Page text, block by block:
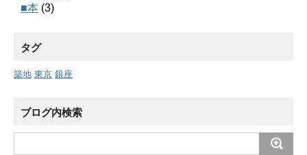
■本 (3)
タグ
築地 東京 銀座
ブログ内検索